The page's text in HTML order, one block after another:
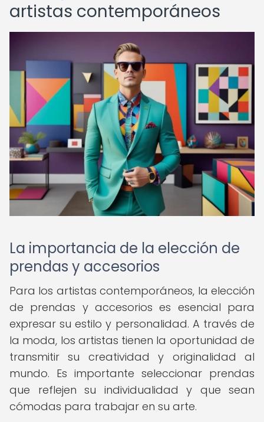
artistas contemporáneos
La importancia de la elección de
prendas y accesorios
Para los artistas contemporáneos, la elección
de prendas y accesorios es esencial para
expresar su estilo y personalidad. A través de
la moda, los artistas tienen la oportunidad de
transmitir su creatividad y originalidad al
mundo. Es importante seleccionar prendas
que reflejen su individualidad y que sean
cómodas para trabajar en su arte.